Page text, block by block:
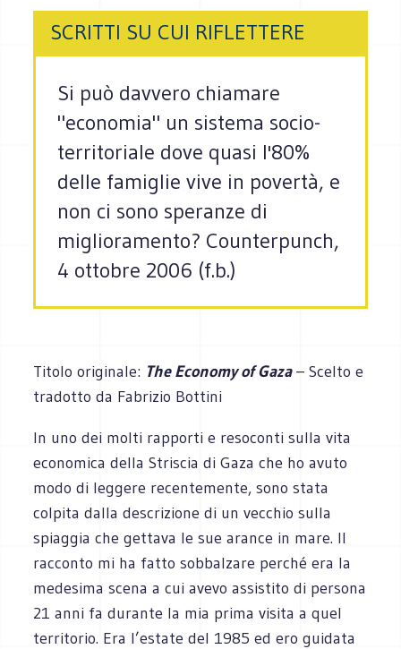
SCRITTI SU CUI RIFLETTERE
Si può davvero chiamare
"economia" un sistema socio-
territoriale dove quasi l'80%
delle famiglie vive in povertà, e
non ci sono speranze di
miglioramento? Counterpunch,
4 ottobre 2006 (f.b.)
Titolo originale: The Economy of Gaza– Scelto e
tradotto da Fabrizio Bottini
In uno dei molti rapporti e resoconti sulla vita
economica della Striscia di Gaza che ho avuto
modo di leggere recentemente, sono stata
colpita dalla descrizione di un vecchio sulla
spiaggia che gettava le sue arance in mare. Il
racconto mi ha fatto sobbalzare perché era la
medesima scena a cui avevo assistito di persona
21 anni fa durante la mia prima visita a quel
territorio. Era l’estate del 1985 ed ero guidata